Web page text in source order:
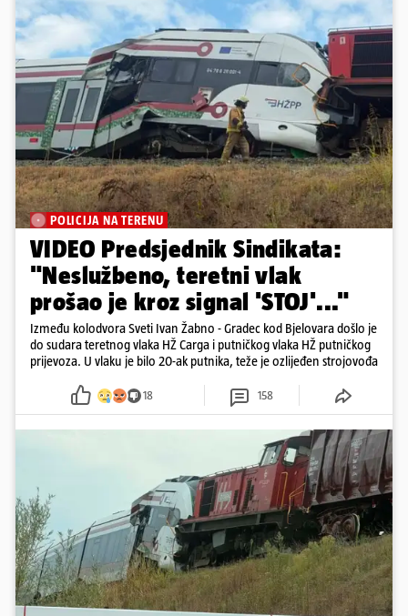
POLICIJA NA TERENU
VIDEO Predsjednik Sindikata:
"Neslužbeno, teretni vlak
prošao je kroz signal 'STOJ'..."
Između kolodvora Sveti Ivan Žabno - Gradec kod Bjelovara došlo je
do sudara teretnog vlaka HŽ Carga i putničkog vlaka HŽ putničkog
prijevoza. U vlaku je bilo 20-ak putnika, teže je ozlijeđen strojovođa
18 158